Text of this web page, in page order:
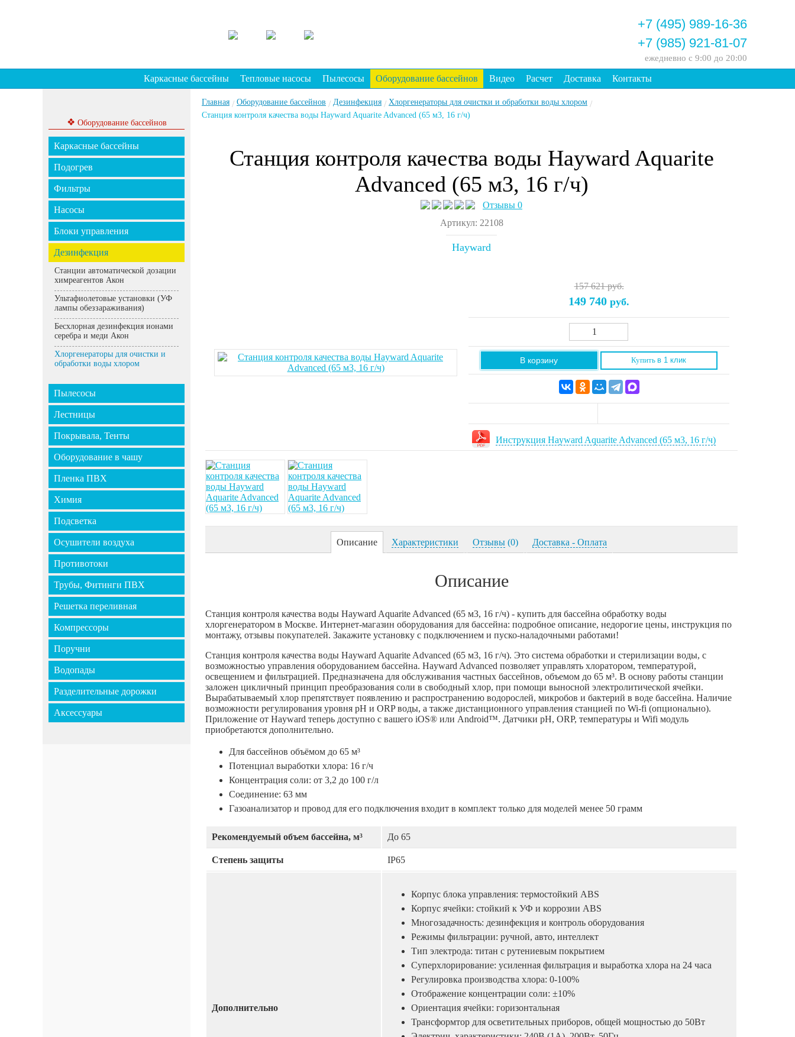
+7 (495) 989-16-36
+7 (985) 921-81-07
ежедневно с 9:00 до 20:00
Каркасные бассейны Тепловые насосы Пылесосы Оборудование бассейнов Видео Расчет Доставка Контакты
❖ Оборудование бассейнов
Каркасные бассейны
Подогрев
Фильтры
Насосы
Блоки управления
Дезинфекция
Станции автоматической дозации
химреагентов Акон
Ультафиолетовые установки (УФ
лампы обеззараживания)
Бесхлорная дезинфекция ионами
серебра и меди Акон
Хлоргенераторы для очистки и
обработки воды хлором
Пылесосы
Лестницы
Покрывала, Тенты
Оборудование в чашу
Пленка ПВХ
Химия
Подсветка
Осушители воздуха
Противотоки
Трубы, Фитинги ПВХ
Решетка переливная
Компрессоры
Поручни
Водопады
Разделительные дорожки
Аксессуары
Главная / Оборудование бассейнов / Дезинфекция / Хлоргенераторы для очистки и обработки воды хлором /
Станция контроля качества воды Hayward Aquarite Advanced (65 м3, 16 г/ч)
Станция контроля качества воды Hayward Aquarite
Advanced (65 м3, 16 г/ч)
Отзывы 0
Артикул: 22108
Hayward
157 621 руб.
149 740 руб.
В корзину Купитьв 1 клик
Инструкция Hayward Aquarite Advanced (65 м3, 16 г/ч)
Описание Характеристики Отзывы(0) Доставка - Оплата
Описание
Станция контроля качества воды Hayward Aquarite Advanced (65 м3, 16 г/ч) - купить для бассейна обработку воды
хлоргенератором в Москве. Интернет-магазин оборудования для бассейна: подробное описание, недорогие цены, инструкция по
монтажу, отзывы покупателей. Закажите установку с подключением и пуско-наладочными работами!
Станция контроля качества воды Hayward Aquarite Advanced (65 м3, 16 г/ч). Это система обработки и стерилизации воды, с
возможностью управления оборудованием бассейна. Hayward Advanced позволяет управлять хлоратором, температурой,
освещением и фильтрацией. Предназначена для обслуживания частных бассейнов, объемом до 65 м³. В основу работы станции
заложен цикличный принцип преобразования соли в свободный хлор, при помощи выносной электролитической ячейки.
Вырабатываемый хлор препятствует появлению и распространению водорослей, микробов и бактерий в воде бассейна. Наличие
возможности регулирования уровня pH и ORP воды, а также дистанционного управления станцией по Wi-fi (опционально).
Приложение от Hayward теперь доступно с вашего iOS® или Android™. Датчики pH, ORP, температуры и Wifi модуль
приобретаются дополнительно.
Для бассейнов объёмом до 65 м³
Потенциал выработки хлора: 16 г/ч
Концентрация соли: от 3,2 до 100 г/л
Соединение: 63 мм
Газоанализатор и провод для его подключения входит в комплект только для моделей менее 50 грамм
Рекомендуемый объем бассейна, м³ До 65
Степень защиты IP65
Дополнительно
Корпус блока управления: термостойкий ABS
Корпус ячейки: стойкий к УФ и коррозии ABS
Многозадачность: дезинфекция и контроль оборудования
Режимы фильтрации: ручной, авто, интеллект
Тип электрода: титан с рутениевым покрытием
Суперхлорирование: усиленная фильтрация и выработка хлора на 24 часа
Регулировка производства хлора: 0-100%
Отображение концентрации соли: ±10%
Ориентация ячейки: горизонтальная
Трансформтор для осветительных приборов, общей мощностью до 50Вт